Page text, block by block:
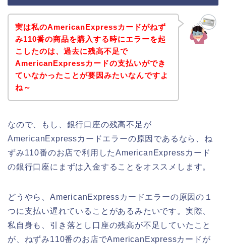
実は私のAmericanExpressカードがねず
み110番の商品を購入する時にエラーを起
こしたのは、過去に残高不足で
AmericanExpressカードの支払いができ
ていなかったことが要因みたいなんですよ
ね～
なので、もし、銀行口座の残高不足が
AmericanExpressカードエラーの原因であるなら、ね
ずみ110番のお店で利用したAmericanExpressカード
の銀行口座にまずは入金することをオススメします。
どうやら、AmericanExpressカードエラーの原因の１
つに支払い遅れていることがあるみたいです。実際、
私自身も、引き落とし口座の残高が不足していたこと
が、ねずみ110番のお店でAmericanExpressカードが